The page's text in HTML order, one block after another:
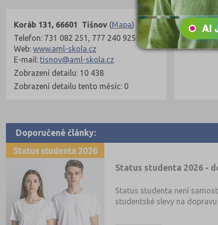
Koráb 131, 66601 Tišnov (Mapa)
Telefon: 731 082 251, 777 240 925
Web: www.aml-skola.cz
E-mail: tisnov@aml-skola.cz
Zobrazení detailu: 10 438
Zobrazení detailu tento měsíc: 0
Doporučené články:
Status studenta 2026 -
Status studenta není
studentské slevy na